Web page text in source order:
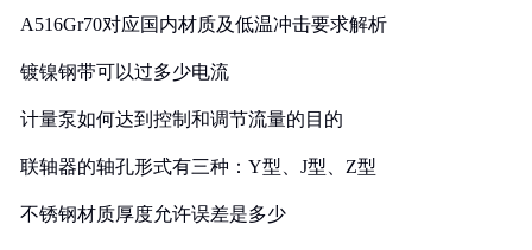
A516Gr70对应国内材质及低温冲击要求解析
镀镍钢带可以过多少电流
计量泵如何达到控制和调节流量的目的
联轴器的轴孔形式有三种：Y型、J型、Z型
不锈钢材质厚度允许误差是多少